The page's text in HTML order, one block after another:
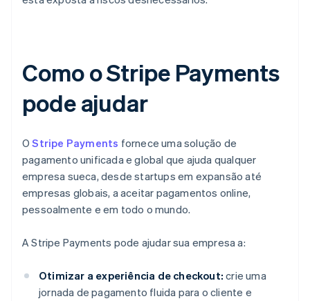
Como o Stripe Payments
pode ajudar
OStripe Payments fornece uma solução de
pagamento unificada e global que ajuda qualquer
empresa sueca, desde startups em expansão até
empresas globais, a aceitar pagamentos online,
pessoalmente e em todo o mundo.
A Stripe Payments pode ajudar sua empresa a:
Otimizar a experiência de checkout: crie uma
jornada de pagamento fluida para o cliente e